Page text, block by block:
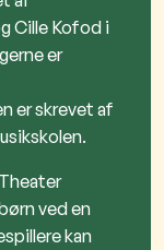
Cille Kofod i
er
er skrevet af
ved en
kan